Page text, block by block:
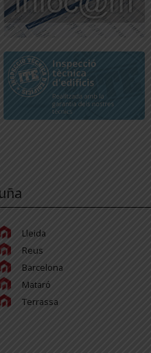
Lleida
Reus
Barcelona
Mataró
Terrassa